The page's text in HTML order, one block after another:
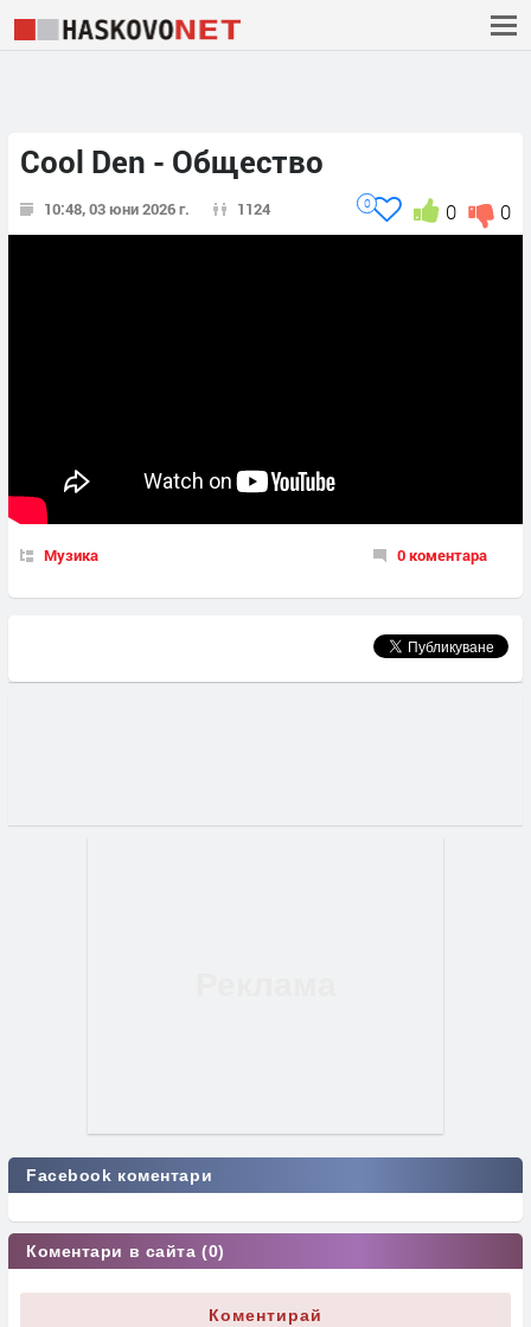
Cool Den - Общество
10:48, 03 юни 2026 г. 1124 0
0
0
Музика 0 коментара
Facebook коментари
Коментари в сайта (0)
Коментирай